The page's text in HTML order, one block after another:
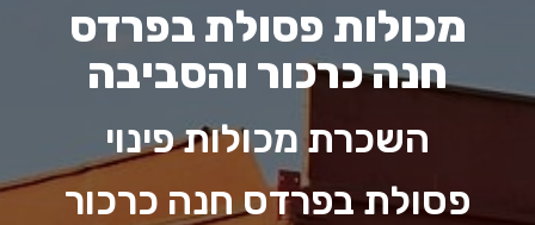
מכולות פסולת בפרדס
חנה כרכור והסביבה
השכרת מכולות פינוי
פסולת בפרדס חנה כרכור